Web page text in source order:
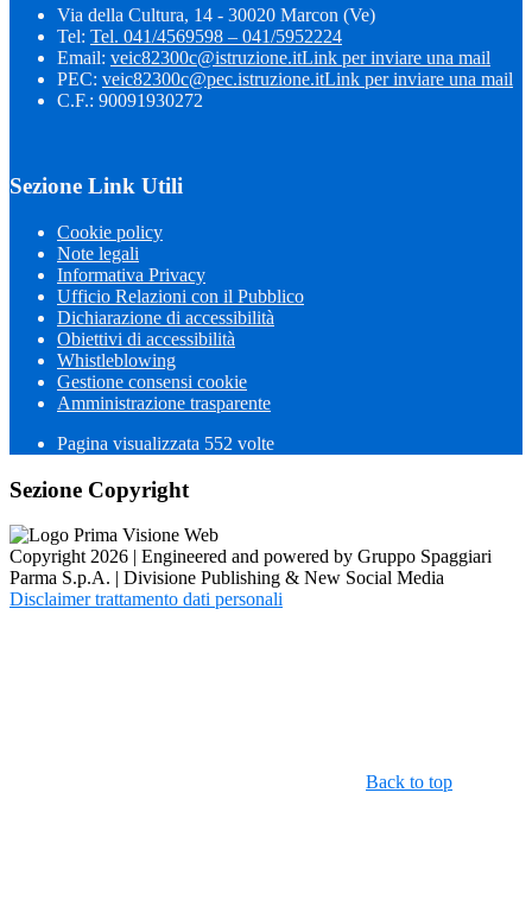
Via della Cultura, 14 - 30020 Marcon (Ve)
Tel: Tel. 041/4569598 – 041/5952224
Email: veic82300c@istruzione.itLink per inviare una mail
PEC: veic82300c@pec.istruzione.itLink per inviare una mail
C.F.: 90091930272
Sezione Link Utili
Cookie policy
Note legali
Informativa Privacy
Ufficio Relazioni con il Pubblico
Dichiarazione di accessibilità
Obiettivi di accessibilità
Whistleblowing
Gestione consensi cookie
Amministrazione trasparente
Pagina visualizzata 552 volte
Sezione Copyright
Copyright 2026 | Engineered and powered by Gruppo Spaggiari
Parma S.p.A. | Divisione Publishing & New Social Media
Disclaimer trattamento dati personali
Back to top